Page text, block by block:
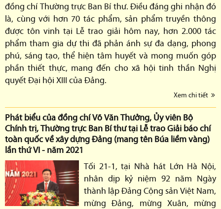
đồng chí Thường trực Ban Bí thư. Điều đáng ghi nhận đó
là, cùng với hơn 70 tác phẩm, sản phẩm truyền thông
được tôn vinh tại Lễ trao giải hôm nay, hơn 2.000 tác
phẩm tham gia dự thi đã phản ánh sự đa dạng, phong
phú, sáng tạo, thể hiện tâm huyết và mong muốn góp
phần thiết thực, mang đến cho xã hội tinh thần Nghị
quyết Đại hội XIII của Đảng.
Xem chi tiết
Phát biểu của đồng chí Võ Văn Thưởng, Ủy viên Bộ
Chính trị, Thường trực Ban Bí thư tại Lễ trao Giải báo chí
toàn quốc về xây dựng Đảng (mang tên Búa liềm vàng)
lần thứ VI - năm 2021
Tối 21-1, tại Nhà hát Lớn Hà Nội,
nhân dịp kỷ niệm 92 năm Ngày
thành lập Đảng Cộng sản Việt Nam,
mừng Đảng, mừng Xuân, mừng